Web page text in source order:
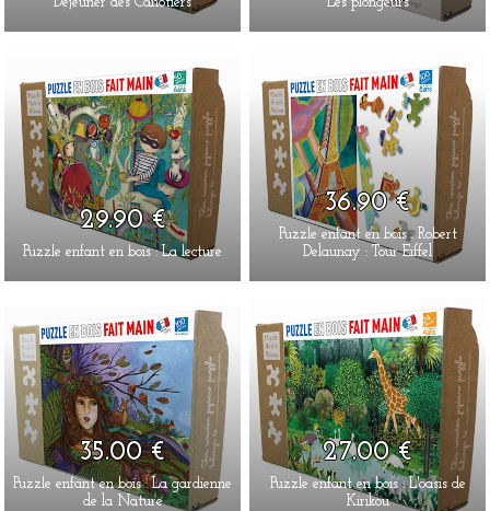
29.90 €
Puzzle enfant en bois : La lecture
36.90 €
Puzzle enfant en bois : Robert
Delaunay : Tour Eiffel
35.00 €
Puzzle enfant en bois : La gardienne
de la Nature
27.00 €
Puzzle enfant en bois : L'oasis de
Kirikou